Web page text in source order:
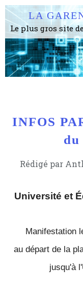
LA
INFOS
du
Rédigé par
Université et
Manifestation
au départ de la
jusqu'à